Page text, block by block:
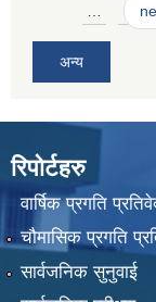
अन्य
रिपोर्टहरु
वार्षिक प्रगति
चौमासिक प्रगति
सार्वजनिक सुनुवाई